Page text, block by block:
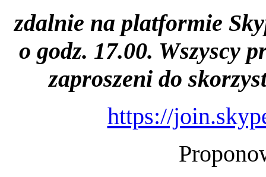
zdalnie na platformie
o godz. 17.00. Wszyscy
zaproszeni do
https://